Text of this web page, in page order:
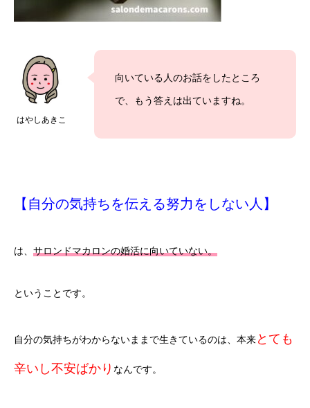
はやしあきこ
向いている人のお話をしたところ
で、もう答えは出ていますね。
【自分の気持ちを伝える努力をしない人】
は、 サロンドマカロンの婚活に向いていない。
ということです。
自分の気持ちがわからないままで生きているのは、本来とても
辛いし不安ばかり なんです。